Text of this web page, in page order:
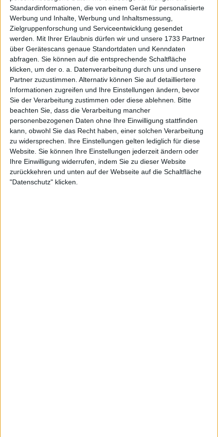
Standardinformationen, die von einem Gerät für personalisierte
Werbung und Inhalte, Werbung und Inhaltsmessung,
Zielgruppenforschung und Serviceentwicklung gesendet
werden.
Mit Ihrer Erlaubnis dürfen wir und unsere 1733 Partner
über Gerätescans genaue Standortdaten und Kenndaten
abfragen. Sie können auf die entsprechende Schaltfläche
klicken, um der o. a. Datenverarbeitung durch uns und unsere
Partner zuzustimmen. Alternativ können Sie auf detailliertere
Informationen zugreifen und Ihre Einstellungen ändern, bevor
Sie der Verarbeitung zustimmen oder diese ablehnen.
Bitte
beachten Sie, dass die Verarbeitung mancher
personenbezogenen Daten ohne Ihre Einwilligung stattfinden
kann, obwohl Sie das Recht haben, einer solchen Verarbeitung
zu widersprechen. Ihre Einstellungen gelten lediglich für diese
Website. Sie können Ihre Einstellungen jederzeit ändern oder
Ihre Einwilligung widerrufen, indem Sie zu dieser Website
zurückkehren und unten auf der Webseite auf die Schaltfläche
"Datenschutz" klicken.
Turnierzentrum Billie Jean King
Cup Finals 2024: Preisgeld,
Spielplan, Auslosung, TV Guide
und alle Ergebnisse